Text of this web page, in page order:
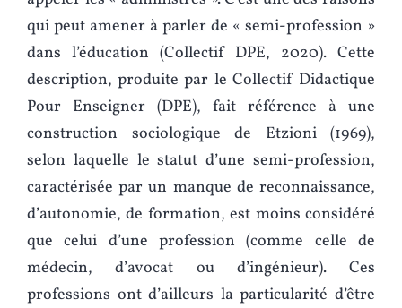
qui peut amener à parler de « semi-profession »
dans l’éducation (Collectif DPE, 2020). Cette
description, produite par le Collectif Didactique
Pour Enseigner (DPE), fait référence à une
construction sociologique de Etzioni (1969),
selon laquelle le statut d’une semi-profession,
caractérisée par un manque de reconnaissance,
d’autonomie, de formation, est moins considéré
que celui d’une profession (comme celle de
médecin, d’avocat ou d’ingénieur). Ces
professions ont d’ailleurs la particularité d’être